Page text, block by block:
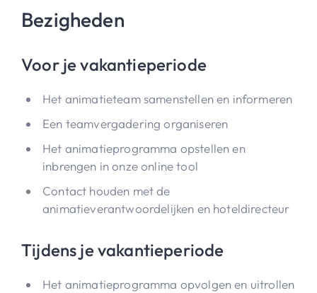
Bezigheden
Voor je vakantieperiode
Het animatieteam samenstellen en informeren
Een teamvergadering organiseren
Het animatieprogramma opstellen en
inbrengen in onze online tool
Contact houden met de
animatieverantwoordelijken en hoteldirecteur
Tijdens je vakantieperiode
Het animatieprogramma opvolgen en uitrollen